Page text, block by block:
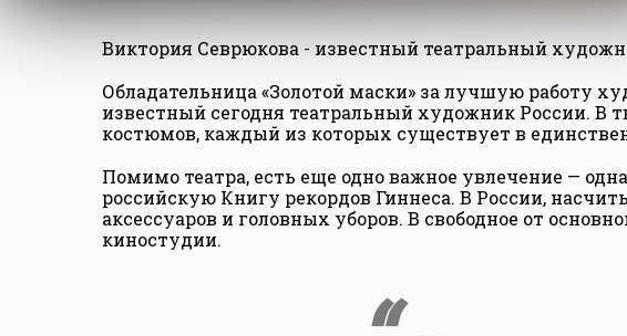
Виктория Севрюкова - известный театральный
Обладательница «Золотой маски» за лучшую работу
известный сегодня театральный художник России. В
костюмов, каждый из которых существует в
Помимо театра, есть еще одно важное увлечение —
российскую Книгу рекордов Гиннеса. В России,
аксессуаров и головных уборов. В свободное от
киностудии.